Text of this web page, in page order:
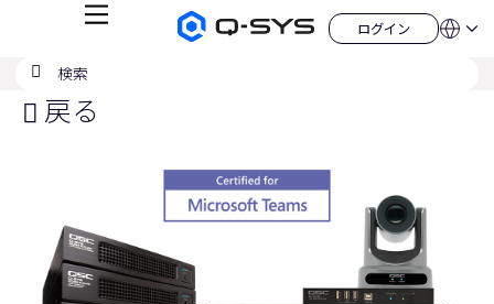
Q-
品
ホ
ー
ム
ー
ジ
メ
ュ
ー
ログイン
ロ
グ
言
QSYS.com (English)
India (English)
Deutsch
China (中文)
の
戻る